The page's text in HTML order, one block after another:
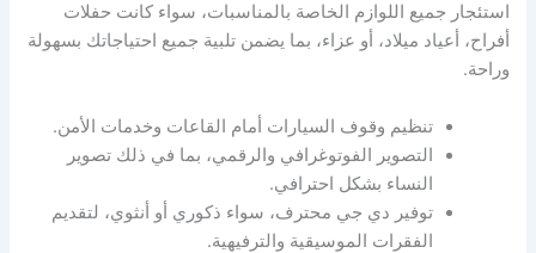
استئجار جميع اللوازم الخاصة بالمناسبات، سواء كانت حفلات
أفراح، أعياد ميلاد، أو عزاء، بما يضمن تلبية جميع احتياجاتك بسهولة
وراحة.
تنظيم وقوف السيارات أمام القاعات وخدمات الأمن.
التصوير الفوتوغرافي والرقمي، بما في ذلك تصوير
النساء بشكل احترافي.
توفير دي جي محترف، سواء ذكوري أو أنثوي، لتقديم
الفقرات الموسيقية والترفيهية.